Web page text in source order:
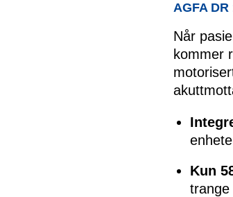
AGFA DR
Når
kommer
Kun
trange